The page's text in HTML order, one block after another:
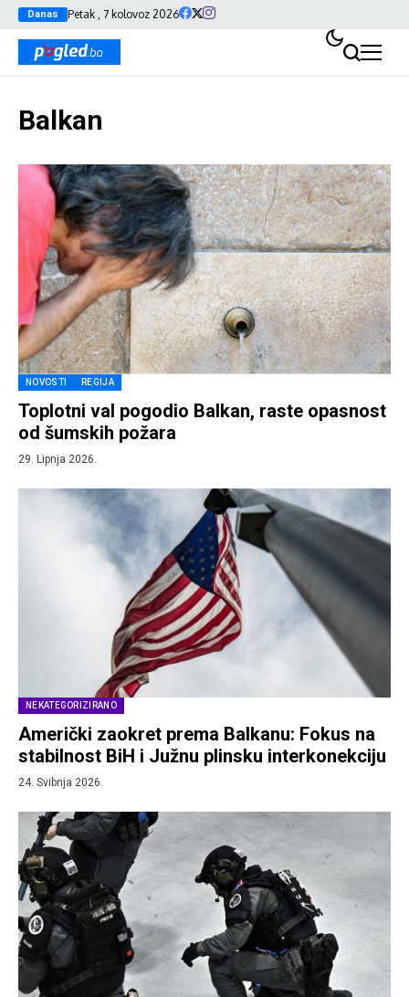
Danas Petak , 7 kolovoz 2026
Balkan
NOVOSTI REGIJA
Toplotni val pogodio Balkan, raste opasnost
od šumskih požara
29. Lipnja 2026.
NEKATEGORIZIRANO
Američki zaokret prema Balkanu: Fokus na
stabilnost BiH i Južnu plinsku interkonekciju
24. Svibnja 2026.